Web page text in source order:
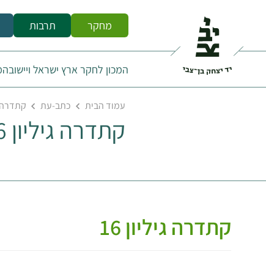
מחקר תרבות
המכון לחקר ארץ ישראל ויישובה
עמוד הבית כתב-עת קתדרה
קתדרה גיליון 16
קתדרה גיליון 16